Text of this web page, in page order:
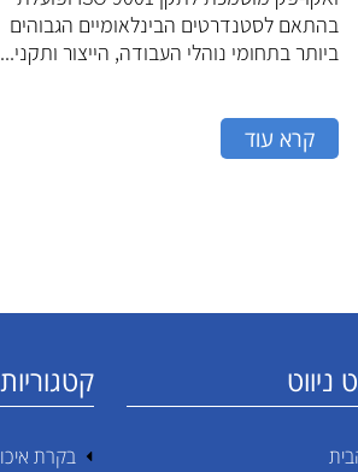
בהתאם לסטנדרטים הבינלאומיים הגבוהים
ביותר בתחומי נוהלי העבודה, הייצור ותקני...
קרא עוד
ניווט קטגוריות
בקרת